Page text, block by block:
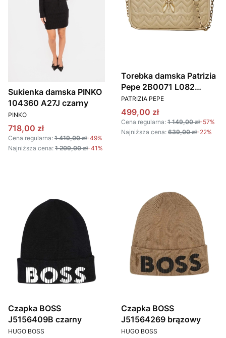
Sukienka damska PINKO
104360 A27J czarny
PRODUCENT
PINKO
Cena promocyjna
718,00 zł
Cena regularna: 1 419,00 zł-49%
Najniższa cena: 1 209,00 zł-41%
Torebka damska Patrizia
Pepe 2B0071 L082
beżowy
PRODUCENT
PATRIZIA PEPE
Cena promocyjna
499,00 zł
Cena regularna: 1 149,00 zł-57%
Najniższa cena: 639,00 zł-22%
Czapka BOSS
J5156409B czarny
PRODUCENT
HUGO BOSS
Czapka BOSS
J51564269 brązowy
PRODUCENT
HUGO BOSS